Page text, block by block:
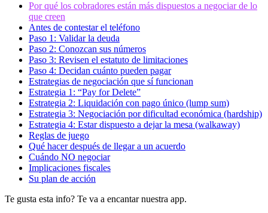
Por qué los cobradores están más dispuestos a negociar de lo
que creen
Antes de contestar el teléfono
Paso 1: Validar la deuda
Paso 2: Conozcan sus números
Paso 3: Revisen el estatuto de limitaciones
Paso 4: Decidan cuánto pueden pagar
Estrategias de negociación que sí funcionan
Estrategia 1: “Pay for Delete”
Estrategia 2: Liquidación con pago único (lump sum)
Estrategia 3: Negociación por dificultad económica (hardship)
Estrategia 4: Estar dispuesto a dejar la mesa (walkaway)
Reglas de juego
Qué hacer después de llegar a un acuerdo
Cuándo NO negociar
Implicaciones fiscales
Su plan de acción
Te gusta esta info? Te va a encantar nuestra app.